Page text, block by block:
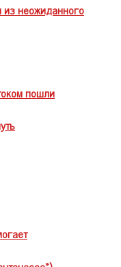
из неожиданного
пошли